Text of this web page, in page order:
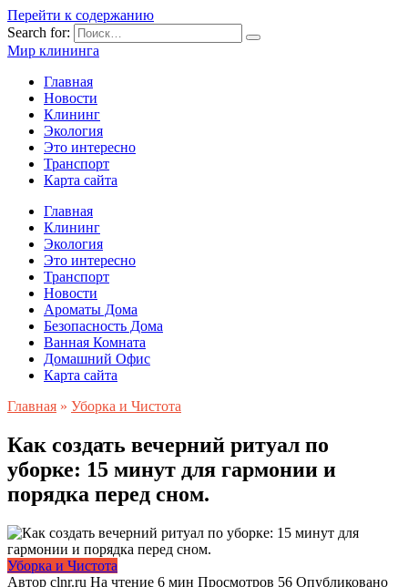
Перейти к содержанию
Search for:
Мир клининга
Главная
Новости
Клининг
Экология
Это интересно
Транспорт
Карта сайта
Главная
Клининг
Экология
Это интересно
Транспорт
Новости
Ароматы Дома
Безопасность Дома
Ванная Комната
Домашний Офис
Карта сайта
Главная » Уборка и Чистота
Как создать вечерний ритуал по
уборке: 15 минут для гармонии и
порядка перед сном.
Уборка и Чистота
Автор clnr.ru На чтение 6 мин Просмотров 56 Опубликовано